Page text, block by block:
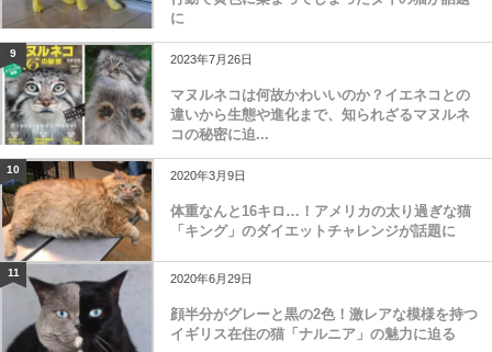
に
9 2023年7月26日
マヌルネコは何故かわいいのか？イエネコとの
違いから生態や進化まで、知られざるマヌルネ
コの秘密に迫...
10 2020年3月9日
体重なんと16キロ…！アメリカの太り過ぎな猫
「キング」のダイエットチャレンジが話題に
11 2020年6月29日
顔半分がグレーと黒の2色！激レアな模様を持つ
イギリス在住の猫「ナルニア」の魅力に迫る